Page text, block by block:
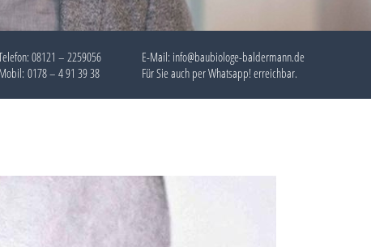
08121 – 2259056
Mobil: 0178 – 4 91 39 38
E-Mail: info@baubiologe-baldermann.de
Für Sie auch perWhatsapp!erreichbar.